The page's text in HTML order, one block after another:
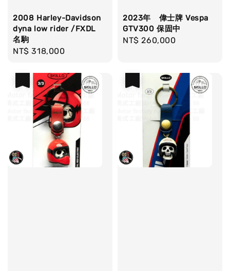
2008 Harley-Davidson
dyna low rider /FXDL
名駒
Regular
NT$ 318,000
2023年 偉士牌 Vespa
GTV300 保固中
Regular
NT$ 260,000